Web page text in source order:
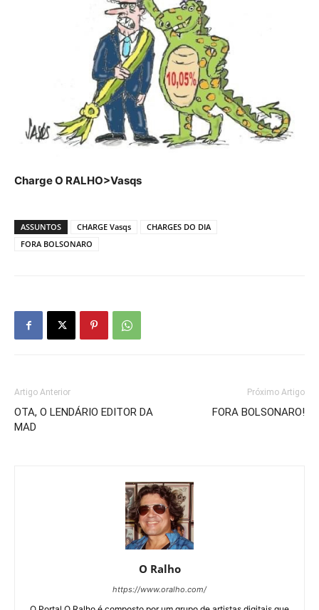
Charge O RALHO>Vasqs
ASSUNTOS CHARGE Vasqs
CHARGES DO DIA
FORA BOLSONARO
Artigo Anterior
OTA, O LENDÁRIO EDITOR DA
MAD
Próximo Artigo
FORA BOLSONARO!
O Ralho
https://www.oralho.com/